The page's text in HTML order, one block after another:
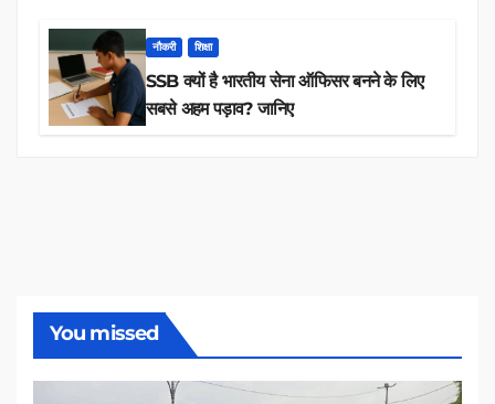
नौकरी शिक्षा
SSB क्यों है भारतीय सेना ऑफिसर बनने के लिए
सबसे अहम पड़ाव? जानिए
You missed